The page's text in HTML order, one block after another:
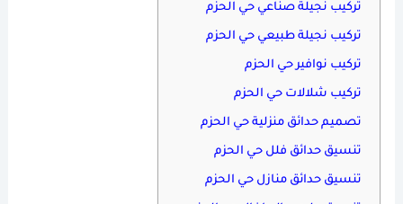
تركيب نجيلة صناعي حي الحزم
تركيب نجيلة طبيعي حي الحزم
تركيب نوافير حي الحزم
تركيب شلالات حي الحزم
تصميم حدائق منزلية حي الحزم
تنسيق حدائق فلل حي الحزم
تنسيق حدائق منازل حي الحزم